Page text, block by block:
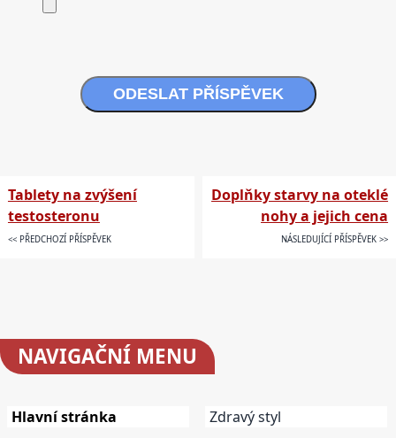
ODESLAT PŘÍSPĚVEK
Tablety na zvýšení
testosteronu
<< PŘEDCHOZÍ PŘÍSPĚVEK
Doplňky starvy na oteklé
nohy a jejich cena
NÁSLEDUJÍCÍ PŘÍSPĚVEK >>
NAVIGAČNÍ MENU
Hlavní stránka Zdravý styl